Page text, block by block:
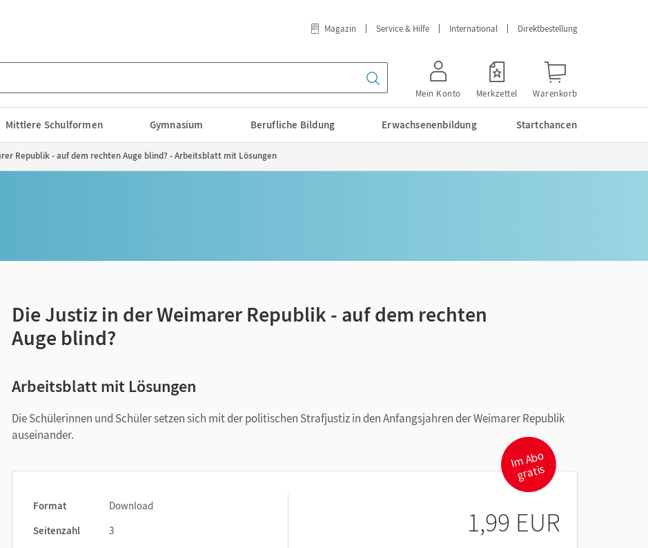
Magazin Service & Hilfe International Direktbestellung
Mein Konto Merkzettel Warenkorb
Mittlere Schulformen Gymnasium Berufliche Bildung Erwachsenenbildung Startchancen
Republik - auf dem rechten Auge blind? - Arbeitsblatt mit Lösungen
Die Justiz in der Weimarer Republik - auf dem rechten
Auge blind?
Arbeitsblatt mit Lösungen
Die Schülerinnen und Schüler setzen sich mit der politischen Strafjustiz in den Anfangsjahren der Weimarer Republik
auseinander.
Format
Download
Seitenzahl
3
I
m
A
b
o
gr
atis
1,99 EUR